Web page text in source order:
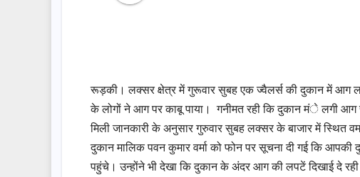
रूड़की। लक्सर क्षेत्र में गुरूवार सुबह एक ज्वैलर्स की दुकान में आग
के लोगों ने आग पर काबू पाया। गनीमत रही कि दुकान मंे लगी आग
मिली जानकारी के अनुसार गुरुवार सुबह लक्सर के बाजार में स्थित
दुकान मालिक पवन कुमार वर्मा को फोन पर सूचना दी गई कि
पहुंचे। उन्होंने भी देखा कि दुकान के अंदर आग की लपटें दिखाई दे